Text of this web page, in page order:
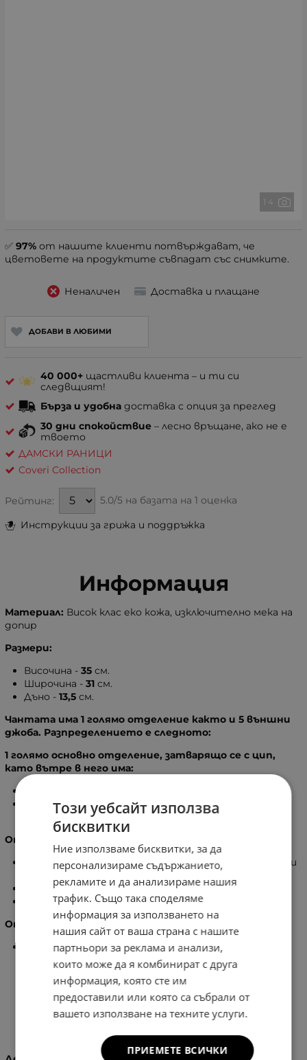
1 4
✅ 97% от нашите клиенти потвърждават, че
цветовете на продуктите съвпадат със снимките.
Неналичен Доставка и плащане
Инструкции за грижа и поддръжка
ДОБАВИ В ЛЮБИМИ
40 000+ щастливи клиента – и ти си
следвщият!
Бърза и удобна доставка с опция за преглед
30 дни спокойствие – лесно връщане, ако не е
твоето
ДАМСКИ РАНИЦИ
Coveri Collection
Рейтинг: 5.0/5 на базата на 1 оценка
Информация
Материал: Висок клас еко кожа, изключително мека на
допир
Размери:
Височина - 35 см.
Широчина - 31 см.
Дъно - 13,5 см.
Чантата има 1 голямо отделение както и 5 външни
джоба. Разпределението е следното:
1 голямо основно отделение, затварящо се с цип,
като вътре в него има:
бр. малък джоб без цип, подходящ за телефон /
ключове
Отпред на чантата:
бр. външен джоб с капак, затварящ се с магнитни
копчета
бр. външен джоб с цип
бр. страничен външен джоб
Отзад на чантата:
бр. външен джоб с цип
Характеристики
Този уебсайт използва
бисквитки
Ние използваме бисквитки, за да
персонализираме съдържанието,
рекламите и да анализираме нашия
трафик. Също така споделяме
информация за използването на
нашия сайт от ваша страна с нашите
партньори за реклама и анализи,
които може да я комбинират с друга
информация, която сте им
предоставили или която са събрали от
вашето използване на техните услуги.
ПРИЕМЕТЕ ВСИЧКИ